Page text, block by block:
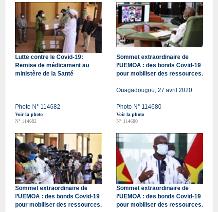
Lutte contre le Covid-19:
Remise de médicament au
ministère de la Santé
Photo N° 114682
Voir la photo
N° 114682
Sommet extraordinaire de
l’UEMOA : des bonds Covid-19
pour mobiliser des ressources.
Ouagadougou, 27 avril 2020
Photo N° 114680
Voir la photo
N° 114680
Sommet extraordinaire de
l’UEMOA : des bonds Covid-19
pour mobiliser des ressources.
Sommet extraordinaire de
l’UEMOA : des bonds Covid-19
pour mobiliser des ressources.